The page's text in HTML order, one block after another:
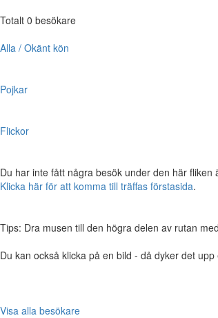
Totalt 0 besökare
Alla / Okänt kön
Pojkar
Flickor
Du har inte fått några besök under den här
Klicka här för att komma till träffas förstasida.
Tips: Dra musen till den högra delen av rutan
Du kan också klicka på en bild - då dyker det
Visa alla besökare